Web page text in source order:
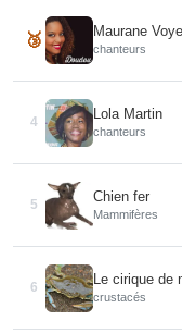
🥉 Maurane
chanteurs
4
Lola Martin
chanteurs
5
Chien fer
Mammifères
6
Le cirique
crustacés